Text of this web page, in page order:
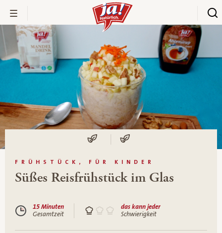
FRÜHSTÜCK, FÜR KINDER
Süßes Reisfrühstück im Glas
15 Minuten
Gesamtzeit
das kann jeder
Schwierigkeit